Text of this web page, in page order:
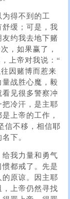
得不到的工
缓；可是，我
约我去地下赌
，如果赢了，
上帝对我说：“
因赌博而惹来
战胜心魔，毅
见很多警察冲
冷汗，是主耶
上帝的工作，
信不移，相信耶
下。
我力量和勇气
都戒了。先是
原谅。因主耶
上帝仍然寻找